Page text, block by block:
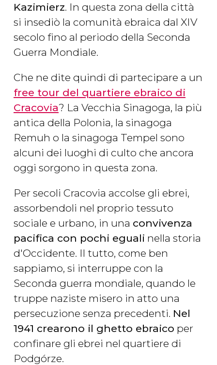
Kazimierz. In questa zona della città
si insediò la comunità ebraica dal XIV
secolo fino al periodo della Seconda
Guerra Mondiale.
Che ne dite quindi di partecipare a un
free tour del quartiere ebraico di
Cracovia? La Vecchia Sinagoga, la più
antica della Polonia, la sinagoga
Remuh o la sinagoga Tempel sono
alcuni dei luoghi di culto che ancora
oggi sorgono in questa zona.
Per secoli Cracovia accolse gli ebrei,
assorbendoli nel proprio tessuto
sociale e urbano, in una convivenza
pacifica con pochi eguali nella storia
d'Occidente. Il tutto, come ben
sappiamo, si interruppe con la
Seconda guerra mondiale, quando le
truppe naziste misero in atto una
persecuzione senza precedenti. Nel
1941 crearono il ghetto ebraico per
confinare gli ebrei nel quartiere di
Podgórze.